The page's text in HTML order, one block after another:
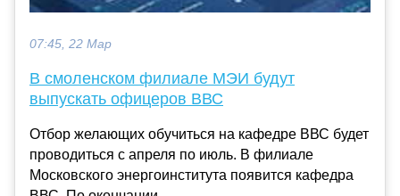
07:45, 22 Мар
В смоленском филиале МЭИ будут
выпускать офицеров ВВС
Отбор желающих обучиться на кафедре ВВС будет
проводиться с апреля по июль. В филиале
Московского энергоинститута появится кафедра